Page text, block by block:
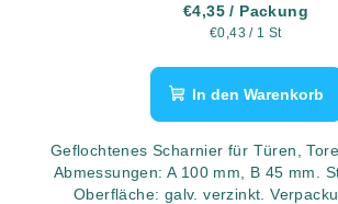
€4,35/ Packung
Verkaufspreis:
€0,43 / 1 St
In den Warenkorb
Geflochtenes Scharnier für Türen,
Abmessungen: A 100 mm, B 45 mm.
Oberfläche: galv. verzinkt.